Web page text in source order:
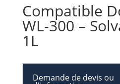
Compatible
WL-300 –
1L
Demande de devis ou